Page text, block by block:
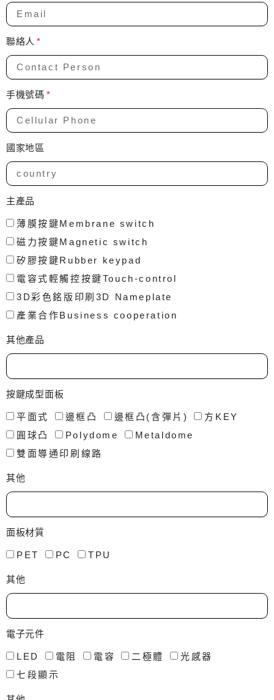
聯絡人
手機號碼
國家地區
主產品
薄膜按鍵Membrane switch
磁力按鍵Magnetic switch
矽膠按鍵Rubber keypad
電容式輕觸控按鍵Touch-control
3D彩色銘版印刷3D Nameplate
產業合作Business cooperation
其他產品
按鍵成型面板
平面式 邊框凸 邊框凸(含彈片)
方KEY
圓球凸
Polydome
Metaldome
雙面導通印刷線路
其他
面板材質
PET PC TPU
其他
電子元件
LED 電阻 電容 二極體
光感器
七段顯示